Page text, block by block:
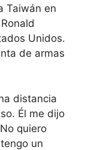
Taiwán en
Unidos.
de armas
distancia
Él me dijo
quiero
un